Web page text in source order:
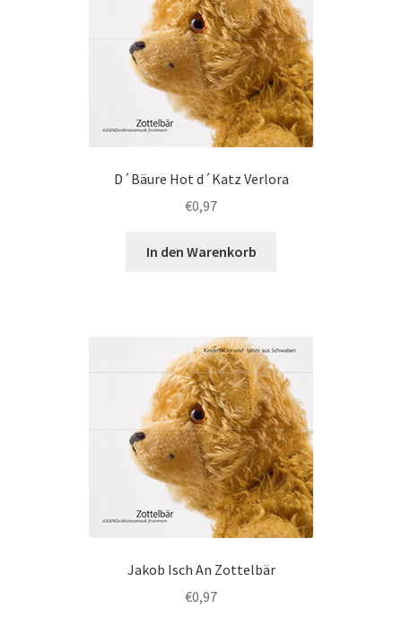
D´Bäure Hot d´Katz Verlora
€0,97
In den Warenkorb
Jakob Isch An Zottelbär
€0,97